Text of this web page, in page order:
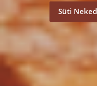
Süti Neked